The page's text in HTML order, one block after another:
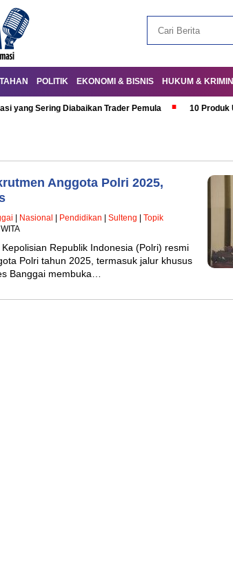
POLITIK EKONOMI & BISNIS HUKUM &
yang Sering Diabaikan Trader Pemula 10 Produk
Anggota Polri 2025,
Nasional Pendidikan Sulteng
Topik
Republik Indonesia (Polri) resmi
Polri tahun 2025, termasuk jalur khusus
Banggai membuka…